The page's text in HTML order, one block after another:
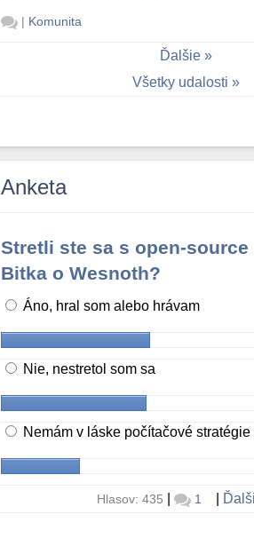
| Komunita
Ďalšie
Všetky udalosti
Anketa
Stretli ste sa s open-
Bitka o Wesnoth?
Áno, hral som alebo hrávam
Nie, nestretol som sa
Nemám v láske počítačové stratégie
Hlasov: 435 | 1